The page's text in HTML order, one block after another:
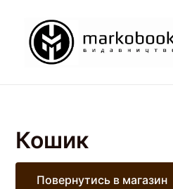
вмісту
Кошик
Повернутись в магазин